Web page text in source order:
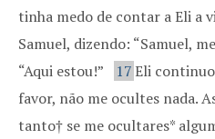
tinha medo de contar a Eli a
Samuel, dizendo: “Samuel,
“Aqui estou!”
17Eli
favor, não me ocultes nada.
tanto† se me ocultares*